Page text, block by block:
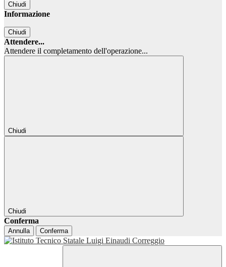
Chiudi
Informazione
Chiudi
Attendere...
Attendere il completamento dell'operazione...
Chiudi
Chiudi
Conferma
Annulla Conferma